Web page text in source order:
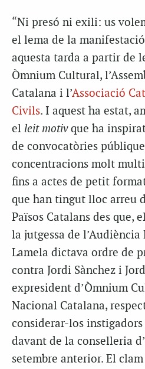
“Ni presó ni exili: us
el lema de la
aquesta tarda a partir de
Òmnium Cultural,
Catalana i l’Associació
Civils. I aquest ha estat,
el leit motivque ha
de convocatòries
concentracions molt
fins a actes de petit
que han tingut lloc arreu
Països Catalans des que,
la jutgessa de
Lamela dictava ordre de
contra Jordi Sànchez i
expresident d’Òmnium
Nacional Catalana,
considerar-los
davant de la conselleria
setembre anterior. El